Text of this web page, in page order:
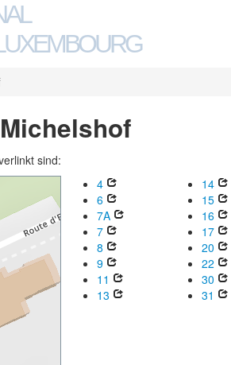
sind:
4
6
7A
7
8
9
11
13
14
15
16
17
20
22
30
31